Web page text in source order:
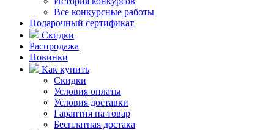
Все конкурсные работы
Подарочный сертификат
Скидки
Распродажа
Новинки
Как купить
Скидки
Условия оплаты
Условия доставки
Гарантия на товар
Бесплатная достака